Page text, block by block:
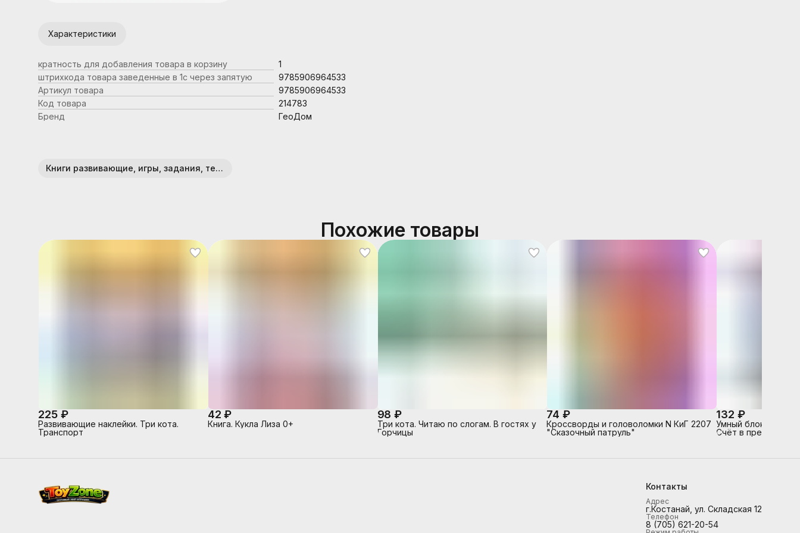
Характеристики
кратность для добавления товара в корзину
1
штрихкода товара заведенные в 1с через запятую
9785906964533
Артикул товара
9785906964533
Код товара
214783
Бренд
ГеоДом
Книги развивающие, игры, задания, тесты
Похожие товары
225 ₽
Развивающие наклейки. Три кота.
Транспорт
42 ₽
Книга. Кукла Лиза 0+
98 ₽
Три кота. Читаю по слогам. В гостях у
Горчицы
74 ₽
Кроссворды и головоломки N КиГ 2207
"Сказочный патруль"
132 ₽
Умный блокнот. 80
Счёт в пределах
Контакты
Адрес
г.Костанай, ул. Складская 12
Телефон
8 (705) 621-20-54